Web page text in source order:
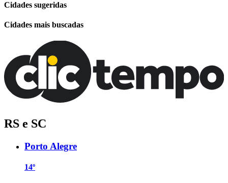
Cidades sugeridas
Cidades mais buscadas
RS e SC
Porto Alegre
14º